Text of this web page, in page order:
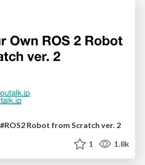
Robot from Scratch ver. 2
1 1.8k